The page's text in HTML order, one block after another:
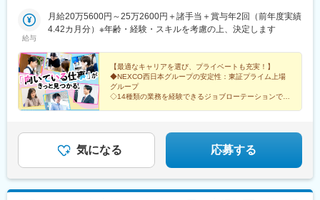
辺駅、加太駅(和歌山県)、紀伊勝浦駅、九度山駅、和歌山大学前
駅、西笠田駅、海南駅、紀三井寺駅、新宮駅、国際センター駅、
道)、豊橋駅、三河安城駅、ナゴヤドーム前矢田駅、伏見駅(愛知
県)、上前津駅、犬山駅、野田新町駅、岐阜駅、大垣駅、高山駅、
下呂駅、多治見駅、美濃太田駅、新鵜沼駅、西岐阜駅、岐阜羽島
駅、飛騨古川駅、名鉄岐阜駅、穂積駅、鵜沼駅、中津川駅、宇治
山田駅、鳥羽駅、播磨駅、近鉄四日市駅、津駅、松阪駅、志摩神
名張駅、熱海駅、三島駅、浜松駅、静岡駅、土本駅、掛川駅、沼
津駅、長沼駅(静岡県)、本吉原駅、新金谷駅、来宮駅、尾盛駅、藤
枝駅、家山駅、博多駅、小倉駅(福岡県)、太宰府駅、久留米駅、門
県／佐賀県／熊本県／大分県／宮崎県／鹿児島県九州支店：福岡
市博多区博多駅前2-17-8 安田第4ビル6F など■四国エリア香川県
3 など★6年間で『地域固定』が可能！ライフスタイルに合わせ
た働き方へ。－－－－－－－－－－－－－－－－－入社後は、西
日本全域での転勤やジョブローテーションの可能性があります。
ただし、6年間勤務いただくと、地域を限定した転勤やジョブロー
テーションに切り替えられる制度をご用意しています。幅広い経
選べる仕組みです。
太市駅、馬堀駅、ＪＲ総持寺駅、茨木駅、片原町駅(香川県)、穴吹
駅、吉成駅、金蔵寺駅、福音寺駅、土佐長岡駅、元山駅(香川県)、
津山駅、備前一宮駅、三次駅、緑井駅、上郷駅、玉造温泉駅、七
軒茶屋駅、東比恵駅、加治木駅、御井駅、大分駅、佐世保駅、宮
崎神宮駅、木屋瀬駅、賀来駅、佐賀駅、西諫早駅、新八代駅、下
大利駅、東三国駅、田中口駅、大津市役所前駅、猿猴橋町駅、下
祇園駅、古市駅(広島県)、博多駅、東淀川駅、びわ湖浜大津駅、稲
給与
月給20万5600円～25万2600円＋諸手当＋賞与年2回（前年度実績
4.42カ月分）※年齢・経験・スキルを考慮の上、決定します
【最適なキャリアを選び、プライベートも充実！】
◆NEXCO西日本グループの安定性：東証プライム上場
グループ
◇14種類の業務を経験できるジョブローテーションでス
気になる 応募する